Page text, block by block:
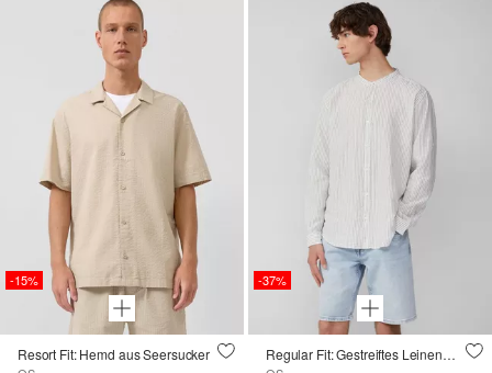
-15%
Resort Fit: Hemd aus Seersucker
-37%
Regular Fit: Gestreiftes Leinenmix-Hemd mit Krempelärmeln